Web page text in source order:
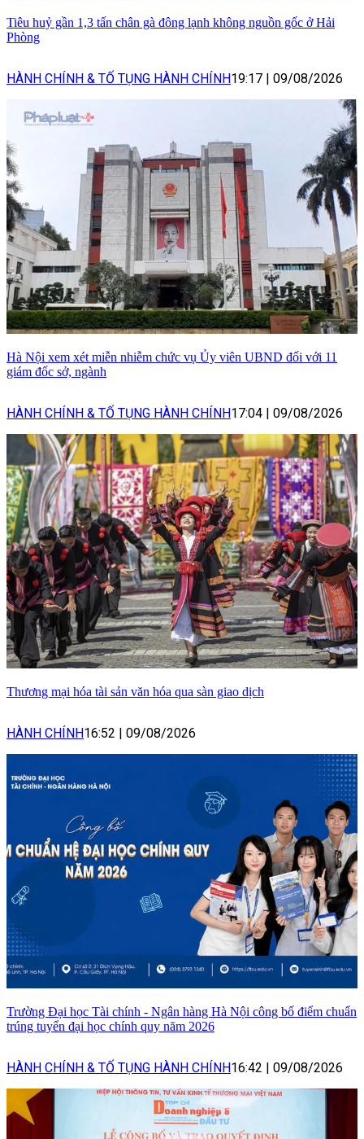
Tiêu huỷ gần 1,3 tấn chân gà đông lạnh không nguồn gốc ở Hải
Phòng
HÀNH CHÍNH & TỐ TỤNG HÀNH CHÍNH19:17 | 09/08/2026
Hà Nội xem xét miễn nhiễm chức vụ Ủy viên UBND đối với 11
giám đốc sở, ngành
HÀNH CHÍNH & TỐ TỤNG HÀNH CHÍNH17:04 | 09/08/2026
Thương mại hóa tài sản văn hóa qua sàn giao dịch
HÀNH CHÍNH16:52 | 09/08/2026
Trường Đại học Tài chính - Ngân hàng Hà Nội công bố điểm chuẩn
trúng tuyển đại học chính quy năm 2026
HÀNH CHÍNH & TỐ TỤNG HÀNH CHÍNH16:42 | 09/08/2026